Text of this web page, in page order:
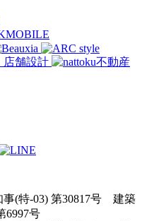
事(特-03) 第30817号 建築
6997号